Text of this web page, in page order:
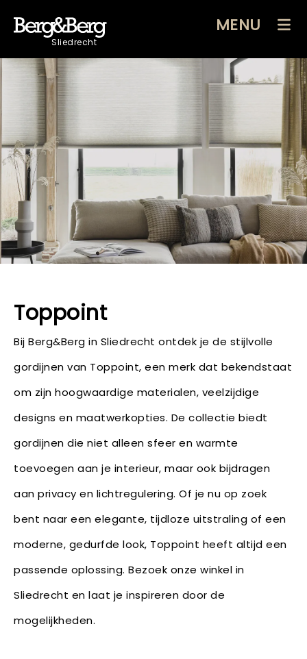
Sliedrecht
MENU
Toppoint
Bij Berg&Berg in Sliedrecht ontdek je de stijlvolle
gordijnen van Toppoint, een merk dat bekendstaat
om zijn hoogwaardige materialen, veelzijdige
designs en maatwerkopties. De collectie biedt
gordijnen die niet alleen sfeer en warmte
toevoegen aan je interieur, maar ook bijdragen
aan privacy en lichtregulering. Of je nu op zoek
bent naar een elegante, tijdloze uitstraling of een
moderne, gedurfde look, Toppoint heeft altijd een
passende oplossing. Bezoek onze winkel in
Sliedrecht en laat je inspireren door de
mogelijkheden.